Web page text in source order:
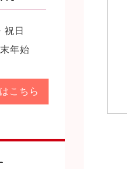
祝日
年始
こちら